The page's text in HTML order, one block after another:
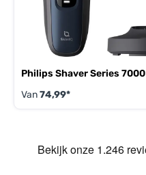
Philips Shaver Series
Van74,99*